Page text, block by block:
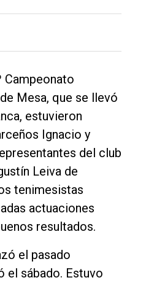
Campeonato
Mesa, que se llevó
estuvieron
Ignacio y
del club
Leiva de
tenimesistas
actuaciones
resultados.
el pasado
el sábado. Estuvo